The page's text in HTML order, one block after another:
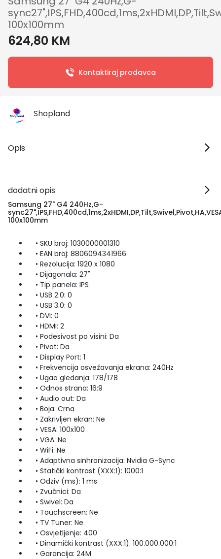
100x100mm
624,80 KM
Kontaktiraj prodavca
Shopland
Opis
dodatni opis
Samsung 27" G4 240Hz,G-
100x100mm
• SKU broj: 1030000001310
• EAN broj: 8806094341966
• Rezolucija: 1920 x 1080
• Dijagonala: 27"
• Tip panela: IPS
• USB 2.0: 0
• USB 3.0: 0
• DVI: 0
• HDMI: 2
• Podesivost po visini: Da
• Pivot: Da
• Display Port: 1
• Frekvencija osvežavanja ekrana: 240Hz
• Ugao gledanja: 178/178
• Odnos strana: 16:9
• Audio out: Da
• Boja: Crna
• Zakrivljen ekran: Ne
• VESA: 100x100
• VGA: Ne
• WiFi: Ne
• Adaptivna sinhronizacija: Nvidia G-Sync
• Statički kontrast (XXX:1): 1000:1
• Odziv (ms): 1 ms
• Zvučnici: Da
• Swivel: Da
• Touchscreen: Ne
• TV Tuner: Ne
• Osvjetljenje: 400
• Dinamički kontrast (XXX:1): 100.000.000:1
• Garancija: 24M